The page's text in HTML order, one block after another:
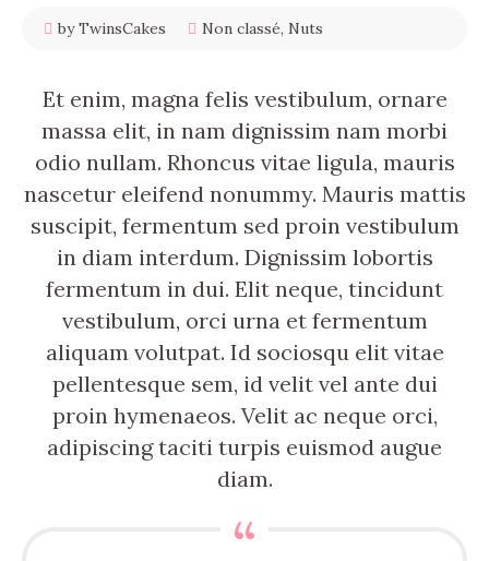
by TwinsCakes Non classé, Nuts
Et enim, magna felis vestibulum, ornare
massa elit, in nam dignissim nam morbi
odio nullam. Rhoncus vitae ligula, mauris
nascetur eleifend nonummy. Mauris mattis
suscipit, fermentum sed proin vestibulum
in diam interdum. Dignissim lobortis
fermentum in dui. Elit neque, tincidunt
vestibulum, orci urna et fermentum
aliquam volutpat. Id sociosqu elit vitae
pellentesque sem, id velit vel ante dui
proin hymenaeos. Velit ac neque orci,
adipiscing taciti turpis euismod augue
diam.